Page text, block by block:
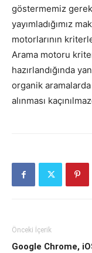
göstermemiz
yayımladığımız
motorlarının
Arama motoru
hazırlandığında
organik
alınması
Önceki İçerik
Google Chrome,